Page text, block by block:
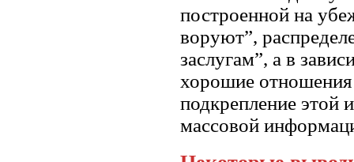
построенной на
воруют”,
заслугам”, а в
хорошие
подкрепление этой
массовой